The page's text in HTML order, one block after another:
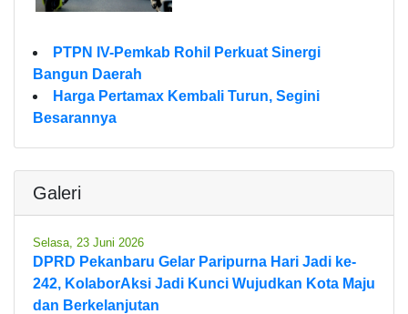
PTPN IV-Pemkab Rohil Perkuat Sinergi
Bangun Daerah
Harga Pertamax Kembali Turun, Segini
Besarannya
Galeri
Selasa, 23 Juni 2026
DPRD Pekanbaru Gelar Paripurna Hari Jadi ke-
242, KolaborAksi Jadi Kunci Wujudkan Kota Maju
dan Berkelanjutan